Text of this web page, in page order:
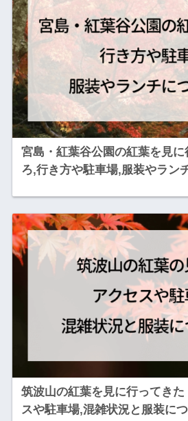
宮島・紅葉谷公園の紅葉を見
ろ,行き方や駐車場,服装やラン
筑波山の紅葉を見に行ってき
スや駐車場,混雑状況と服装につ